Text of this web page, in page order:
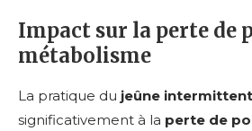
Impact sur la perte de
métabolisme
La pratique du jeûne intermittent
significativement à la perte de